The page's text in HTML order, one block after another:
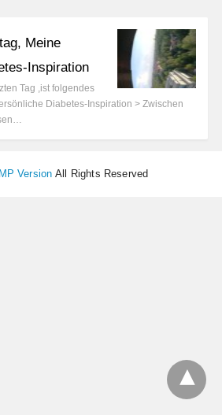
Meine
Inspiration
Tag ,ist folgendes
Diabetes-Inspiration > Zwischen
Version All Rights Reserved